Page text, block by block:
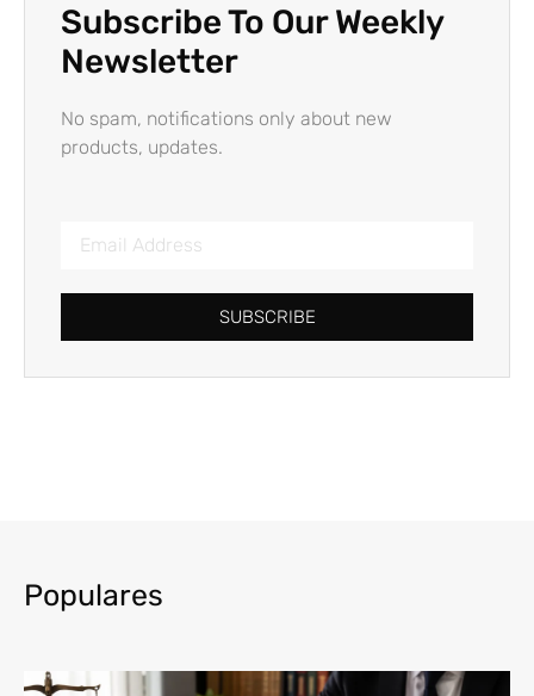
Subscribe To Our Weekly
Newsletter
No spam, notifications only about new
products, updates.
SUBSCRIBE
Populares